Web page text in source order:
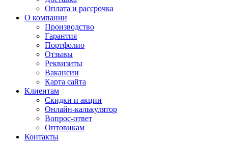
Оплата и рассрочка
О компании
Производство
Гарантия
Портфолио
Отзывы
Реквизиты
Вакансии
Карта сайта
Клиентам
Скидки и акции
Онлайн-калькулятор
Вопрос-ответ
Оптовикам
Контакты